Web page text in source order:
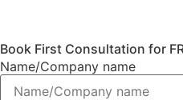
Book First Consultation for
Name/Company name